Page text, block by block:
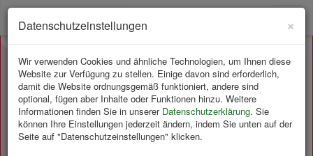
Formulare
Anmeldung: Mid-Week
Coffee Break - JÜKE
Systemtechnik GmbH
×
Datenschutzeinstellungen
Wir verwenden Cookies und ähnliche Technologien, um Ihnen diese
Website zur Verfügung zu stellen. Einige davon sind erforderlich,
damit die Website ordnungsgemäß funktioniert, andere sind
optional, fügen aber Inhalte oder Funktionen hinzu. Weitere
Informationen finden Sie in unserer Datenschutzerklärung. Sie
können Ihre Einstellungen jederzeit ändern, indem Sie unten auf der
Seite auf "Datenschutzeinstellungen" klicken.